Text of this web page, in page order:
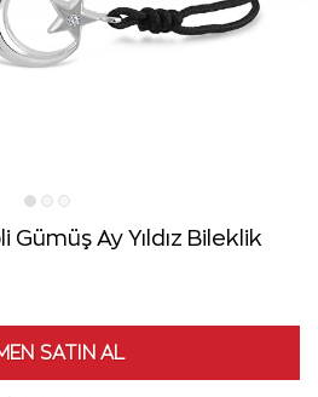
Gümüş Ay Yıldız Bileklik
SATIN AL